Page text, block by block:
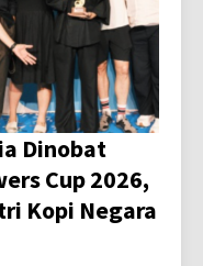
Dinobat
Cup 2026,
Kopi Negara